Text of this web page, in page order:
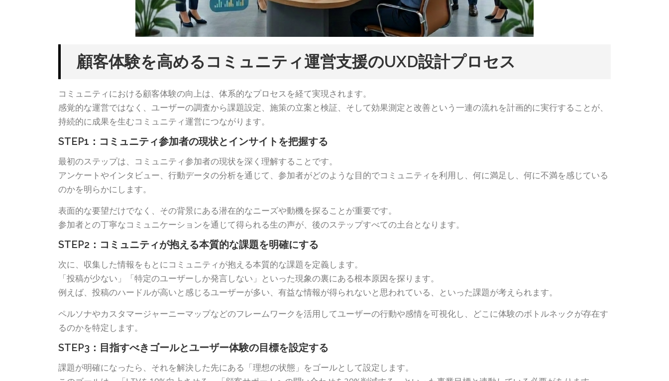
顧客体験を高めるコミュニティ運営支援のUXD設計プロセス
コミュニティにおける顧客体験の向上は、体系的なプロセスを経て実現されます。
感覚的な運営ではなく、ユーザーの調査から課題設定、施策の立案と検証、そして効果測定と改善という一連の流れを計画的に実行することが、
持続的に成果を生むコミュニティ運営につながります。
STEP1：コミュニティ参加者の現状とインサイトを把握する
最初のステップは、コミュニティ参加者の現状を深く理解することです。
アンケートやインタビュー、行動データの分析を通じて、参加者がどのような目的でコミュニティを利用し、何に満足し、何に不満を感じている
のかを明らかにします。
表面的な要望だけでなく、その背景にある潜在的なニーズや動機を探ることが重要です。
参加者との丁寧なコミュニケーションを通じて得られる生の声が、後のステップすべての土台となります。
STEP2：コミュニティが抱える本質的な課題を明確にする
次に、収集した情報をもとにコミュニティが抱える本質的な課題を定義します。
「投稿が少ない」「特定のユーザーしか発言しない」といった現象の裏にある根本原因を探ります。
例えば、投稿のハードルが高いと感じるユーザーが多い、有益な情報が得られないと思われている、といった課題が考えられます。
ペルソナやカスタマージャーニーマップなどのフレームワークを活用してユーザーの行動や感情を可視化し、どこに体験のボトルネックが存在す
るのかを特定します。
STEP3：目指すべきゴールとユーザー体験の目標を設定する
課題が明確になったら、それを解決した先にある「理想の状態」をゴールとして設定します。